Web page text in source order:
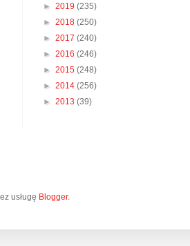
► 2019 (235)
► 2018 (250)
► 2017 (240)
► 2016 (246)
► 2015 (248)
► 2014 (256)
► 2013 (39)
usługę Blogger.